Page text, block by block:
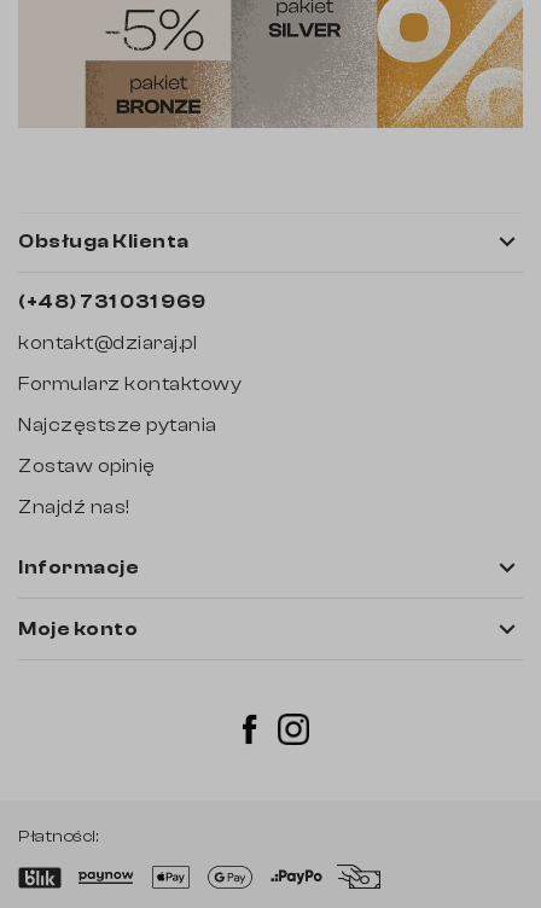
Obsługa Klienta 
(+48) 731 031 969
kontakt@dziaraj.pl
Formularz kontaktowy
Najczęstsze pytania
Zostaw opinię
Znajdź nas!
Informacje 
Moje konto 
Płatności: